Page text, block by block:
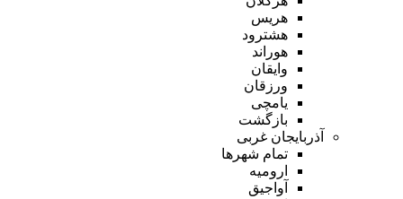
هریس
هشترود
هوراند
وایقان
ورزقان
یامچی
بازگشت
آذربایجان غربی
تمام شهر‌ها
ارومیه
آواجیق